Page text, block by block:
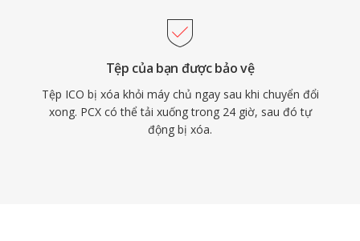
Tệp của bạn được bảo vệ
Tệp ICO bị xóa khỏi máy chủ ngay sau khi chuyển đổi
xong. PCX có thể tải xuống trong 24 giờ, sau đó tự
động bị xóa.